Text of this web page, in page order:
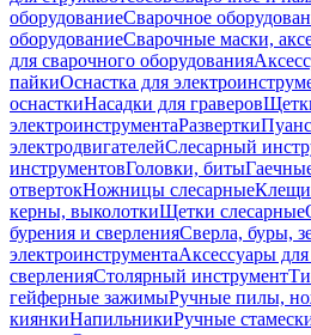
оборудованиеСварочное
оборудованиеСварочные маски,
для сварочного оборудования
пайкиОснастка для
оснасткиНасадки для граверов
электроинструментаРазвертки
электродвигателейСлесарный
инструментовГоловки, биты
отвертокНожницы слесарныеКлещи
керны, выколоткиЩетки слесарные
бурения и сверленияСверла, буры,
электроинструментаАксессуары
сверленияСтолярный инструмент
гейферные зажимыРучные пилы,
киянкиНапильникиРучные